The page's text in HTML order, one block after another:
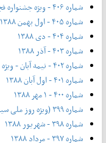
شماره ۴۰۶ - ویژه جشنواره فجر - ۵ بهمن ۱۳۸۸
شماره ۴۰۵ - اول بهمن ۱۳۸۸
شماره ۴۰۴ - دی ۱۳۸۸
شماره ۴۰۳ - آذر ۱۳۸۸
شماره ۴۰۲ - نیمه آبان - ویژه پاییز ۱۳۸۸
شماره ۴۰۱ - اول آبان ۱۳۸۸
شماره ۴۰۰ - ۱ مهر ۱۳۸۸
شماره ۳۹۹ (ویژه روز ملی سینما) - ۲۱ شهریور ۱۳۸۸
شماره ۳۹۸ - شهریور ۱۳۸۸
شماره ۳۹۷ - مرداد ۱۳۸۸